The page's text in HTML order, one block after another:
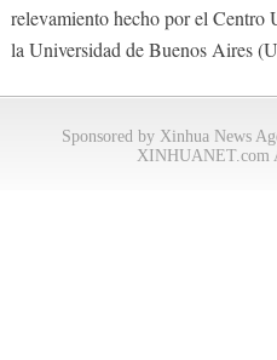
relevamiento hecho por el
la Universidad de Buenos Aires
Sponsored by Xinhua News
XINHUANET.com